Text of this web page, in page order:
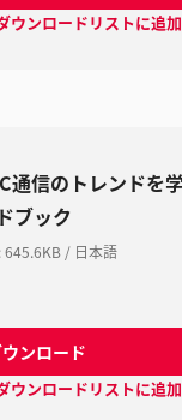
ウンロードリストに追加
通信のトレンドを
ブック
:645.6KB / 日本語
ンロード
ウンロードリストに追加